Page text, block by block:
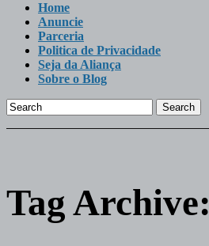
Home
Anuncie
Parceria
Politica de Privacidade
Seja da Aliança
Sobre o Blog
Search
Tag Archive: